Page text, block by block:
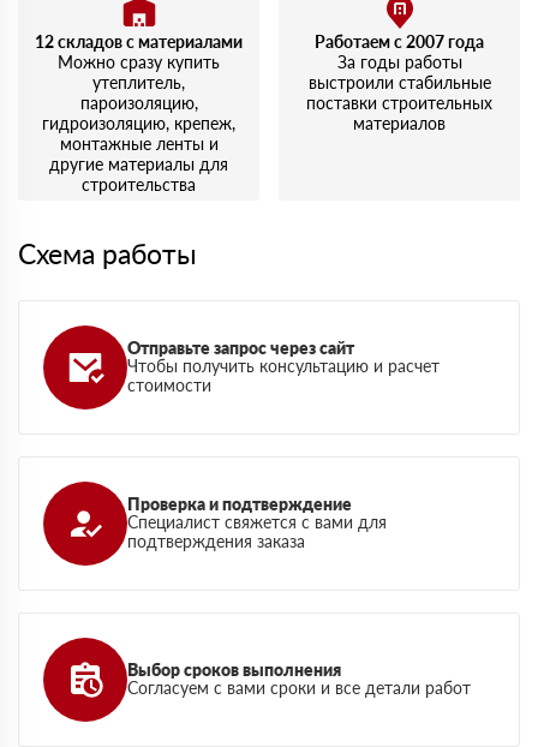
12 складов с материалами
Можно сразу купить
утеплитель,
пароизоляцию,
гидроизоляцию, крепеж,
монтажные ленты и
другие материалы для
строительства
Работаем с 2007 года
За годы работы
выстроили стабильные
поставки строительных
материалов
Схема работы
Отправьте запрос через сайт
Чтобы получить консультацию и расчет
стоимости
Проверка и подтверждение
Специалист свяжется с вами для
подтверждения заказа
Выбор сроков выполнения
Согласуем с вами сроки и все детали работ